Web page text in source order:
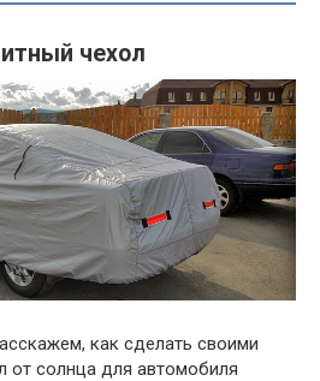
чехол
как сделать своими
от солнца для автомобиля